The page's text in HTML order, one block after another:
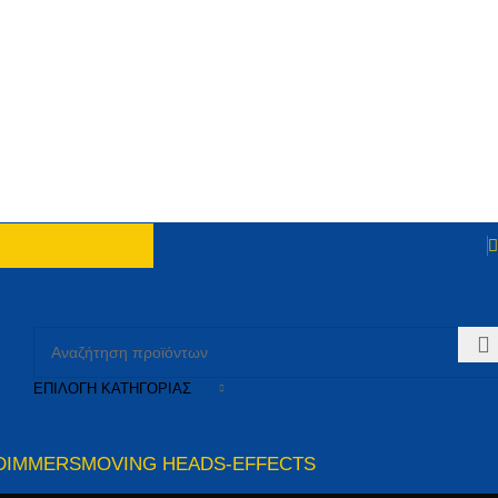
ΕΠΙΛΟΓΉ ΚΑΤΗΓΟΡΊΑΣ
MOVING HEADS-EFFECTS